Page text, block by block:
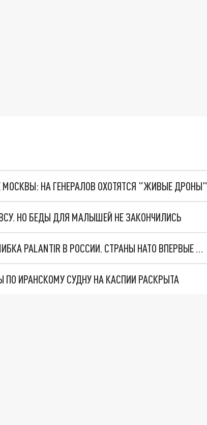
МОСКВЫ: НА ГЕНЕРАЛОВ ОХОТЯТСЯ "ЖИВЫЕ ДРОНЫ"
НО БЕДЫ ДЛЯ МАЛЫШЕЙ НЕ ЗАКОНЧИЛИСЬ
"ОЧЕНЬ ПЛОХИЕ НОВОСТИ": БОЛЬШАЯ ОШИБКА PALANTIR В РОССИИ. СТРАНЫ НАТО ВПЕРВЫЕ ЗА СВО ОСТАНОВИЛИ ПОСТАВКИ ОРУЖИЯ. ВСУ ТЕРЯЮТ ПРИГРАНИЧЬЕ?
ПО ИРАНСКОМУ СУДНУ НА КАСПИИ РАСКРЫТА